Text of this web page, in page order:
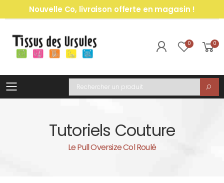
Nouvelle Co, livraison offerte en magasin !
0 0
Toggle mobile menu
Recherche
Tutoriels Couture
Le Pull Oversize Col Roulé